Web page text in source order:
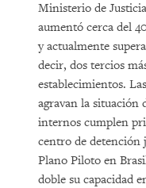
Ministerio de
aumentó cerca del
y actualmente
decir, dos tercios
establecimientos.
agravan la situación
internos cumplen
centro de detención
Plano Piloto en
doble su capacidad